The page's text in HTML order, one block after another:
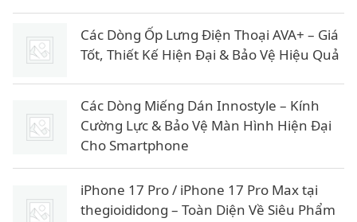
Các Dòng Ốp Lưng Điện Thoại AVA+ – Giá
Tốt, Thiết Kế Hiện Đại & Bảo Vệ Hiệu Quả
Các Dòng Miếng Dán Innostyle – Kính
Cường Lực & Bảo Vệ Màn Hình Hiện Đại
Cho Smartphone
iPhone 17 Pro / iPhone 17 Pro Max tại
thegioididong – Toàn Diện Về Siêu Phẩm